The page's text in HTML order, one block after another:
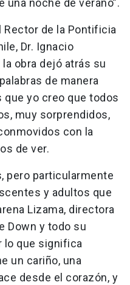
una noche de verano”.
Rector de la Pontificia
Dr. Ignacio
obra dejó atrás su
de manera
que yo creo que todos
muy sorprendidos,
con la
de ver.
pero particularmente
y adultos que
Lizama, directora
Down y todo su
lo que significa
un cariño, una
desde el corazón, y